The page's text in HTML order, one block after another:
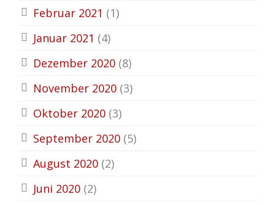
Februar 2021 (1)
Januar 2021 (4)
Dezember 2020 (8)
November 2020 (3)
Oktober 2020 (3)
September 2020 (5)
August 2020 (2)
Juni 2020 (2)